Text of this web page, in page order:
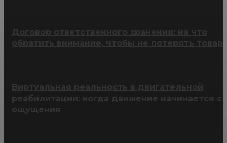
Договор ответственного хранения: на что
обратить внимание, чтобы не потерять товар
Виртуальная реальность в двигательной
реабилитации: когда движение начинается с
ощущения